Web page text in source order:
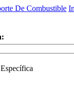
De Combustible